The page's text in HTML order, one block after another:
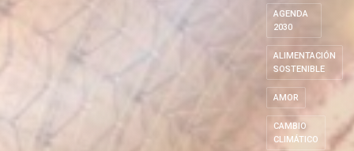
AGENDA
2030
ALIMENTACIÓN
SOSTENIBLE
AMOR
CAMBIO
CLIMÁTICO